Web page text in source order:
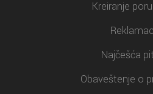
Kreiranje
Najčešća
Obaveštenje o